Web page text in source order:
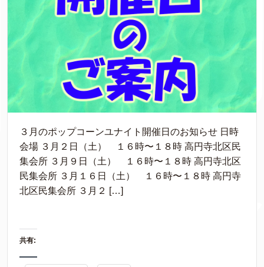
３月のポップコーンユナイト開催日のお知らせ 日時
会場 ３月２日（土） １６時〜１８時 高円寺北区民
集会所 ３月９日（土） １６時〜１８時 高円寺北区
民集会所 ３月１６日（土） １６時〜１８時 高円寺
北区民集会所 ３月２ […]
共有: